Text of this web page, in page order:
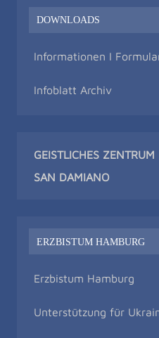
DOWNLOADS
Informationen I
Infoblatt Archiv
GEISTLICHES ZENTRUM
SAN DAMIANO
ERZBISTUM HAMBURG
Erzbistum Hamburg
Unterstützung für